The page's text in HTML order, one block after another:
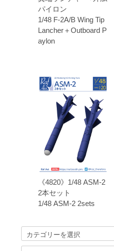
パイロン
1/48 F-2A/B Wing Tip
Lancher＋Outboard P
aylon
《4820》1/48 ASM-2
2本セット
1/48 ASM-2 2sets